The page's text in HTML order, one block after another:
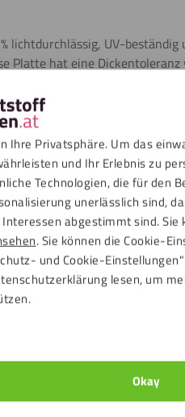
Ihre Privatsphäre. Um das
und Ihr Erlebnis zu
Technologien, die für den
unerlässlich sind,
abgestimmt sind.
. Sie können die Cookie-
und Cookie-
lesen, um
Okay
lichtdurchlässig, UV-
Platte hat eine Dickentoleranz
Abweichungen in
wissen möchten.
Weiß
Draußen, Drinnen
Ja